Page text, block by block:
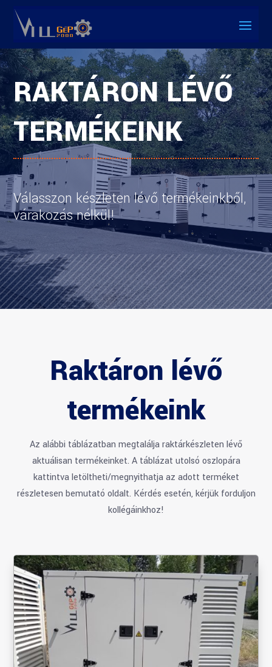
RAKTÁRON LÉVŐ
TERMÉKEINK
Válasszon készleten lévő termékeinkből,
várakozás nélkül!
Raktáron lévő
termékeink
Az alábbi táblázatban megtalálja raktárkészleten lévő
aktuálisan termékeinket. A táblázat utolsó oszlopára
kattintva letöltheti/megnyithatja az adott terméket
részletesen bemutató oldalt. Kérdés esetén, kérjük forduljon
kollégáinkhoz!